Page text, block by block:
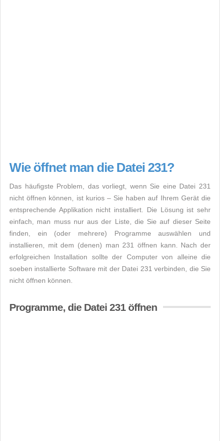
Wie öffnet man die Datei 231?
Das häufigste Problem, das vorliegt, wenn Sie eine Datei 231
nicht öffnen können, ist kurios – Sie haben auf Ihrem Gerät die
entsprechende Applikation nicht installiert. Die Lösung ist sehr
einfach, man muss nur aus der Liste, die Sie auf dieser Seite
finden, ein (oder mehrere) Programme auswählen und
installieren, mit dem (denen) man 231 öffnen kann. Nach der
erfolgreichen Installation sollte der Computer von alleine die
soeben installierte Software mit der Datei 231 verbinden, die Sie
nicht öffnen können.
Programme, die Datei 231 öffnen